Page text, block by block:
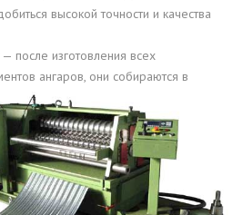
высокой точности и качества
— после изготовления всех
ангаров, они собираются в